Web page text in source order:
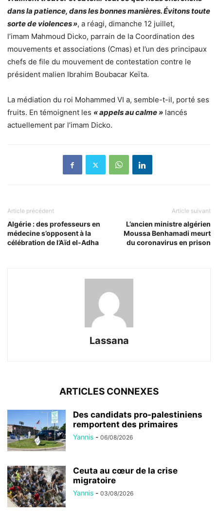
dans la patience, dans les bonnes manières. Évitons toute
sorte de violences », a réagi, dimanche 12 juillet,
l’imam Mahmoud Dicko, parrain de la Coordination des
mouvements et associations (Cmas) et l’un des principaux
chefs de file du mouvement de contestation contre le
président malien Ibrahim Boubacar Keïta.
La médiation du roi Mohammed VI a, semble-t-il, porté ses
fruits. En témoignent les « appels au calme » lancés
actuellement par l’imam Dicko.
Article précédent
Algérie : des professeurs en
médecine s’opposent à la
célébration de l’Aïd el-Adha
Article suivant
L’ancien ministre algérien
Moussa Benhamadi meurt
du coronavirus en prison
Lassana
ARTICLES CONNEXES
Des candidats pro-palestiniens
remportent des primaires
Yannis - 06/08/2026
Ceuta au cœur de la crise
migratoire
Yannis - 03/08/2026